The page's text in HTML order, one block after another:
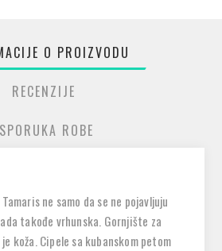
O PROIZVODU
RECENZIJE
ROBE
ne samo da se ne pojavljuju
takođe vrhunska. Gornjište za
koža. Cipele sa kubanskom petom